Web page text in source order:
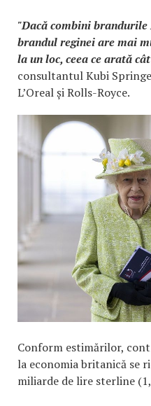
"Dacă combini
brandul reginei are mai
la un loc, ceea ce arată
consultantul Kubi
L’Oreal și Rolls-Royce.
Conform estimărilor,
la economia britanică se
miliarde de lire sterline